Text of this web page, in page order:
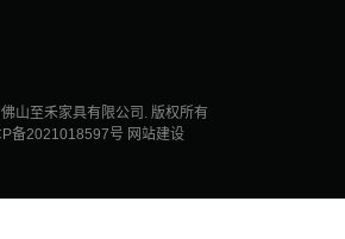
山至禾家具有限公司. 版权所有
备2021018597号 网站建设